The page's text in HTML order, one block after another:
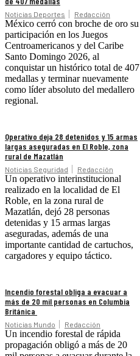
Noticias Deportes Redacción
México cerró con broche de oro su
participación en los Juegos
Centroamericanos y del Caribe
Santo Domingo 2026, al
conquistar un histórico total de 407
medallas y terminar nuevamente
como líder absoluto del medallero
regional.
Operativo deja 28 detenidos y 15 armas
largas aseguradas en El Roble, zona
rural de Mazatlán
Noticias Seguridad Redacción
Un operativo interinstitucional
realizado en la localidad de El
Roble, en la zona rural de
Mazatlán, dejó 28 personas
detenidas y 15 armas largas
aseguradas, además de una
importante cantidad de cartuchos,
cargadores y equipo táctico.
Incendio forestal obliga a evacuar a
más de 20 mil personas en Columbia
Británica
Noticias Mundo Redacción
Un incendio forestal de rápida
propagación obligó a más de 20